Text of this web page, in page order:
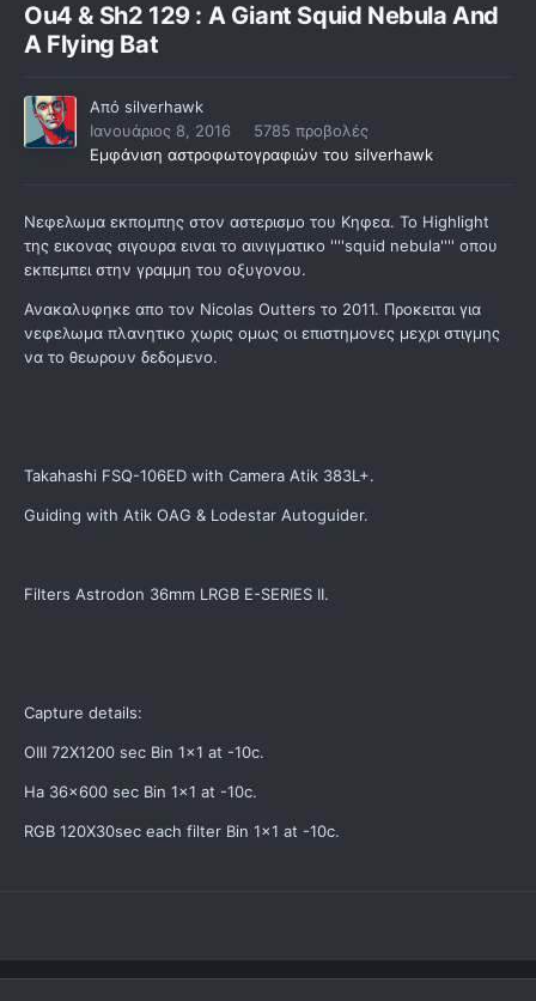
Ou4 & Sh2 129 : A Giant Squid Nebula And
A Flying Bat
Από silverhawk
Ιανουάριος 8, 2016
5785 προβολές
Εμφάνιση αστροφωτογραφιών του silverhawk
Νεφελωμα εκπομπης στον αστερισμο του Κηφεα. Το Ηighlight
της εικονας σιγουρα ειναι το αινιγματικο ''''squid nebula'''' οπου
εκπεμπει στην γραμμη του οξυγονου.
Ανακαλυφηκε απο τον Nicolas Outters το 2011. Προκειται για
νεφελωμα πλανητικο χωρις ομως οι επιστημονες μεχρι στιγμης
να το θεωρουν δεδομενο.
Takahashi FSQ-106ED with Camera Atik 383L+.
Guiding with Atik OAG & Lodestar Autoguider.
Filters Astrodon 36mm LRGB E-SERIES II.
Capture details:
OIII 72X1200 sec Bin 1x1 at -10c.
Ha 36x600 sec Bin 1x1 at -10c.
RGB 120X30sec each filter Bin 1x1 at -10c.